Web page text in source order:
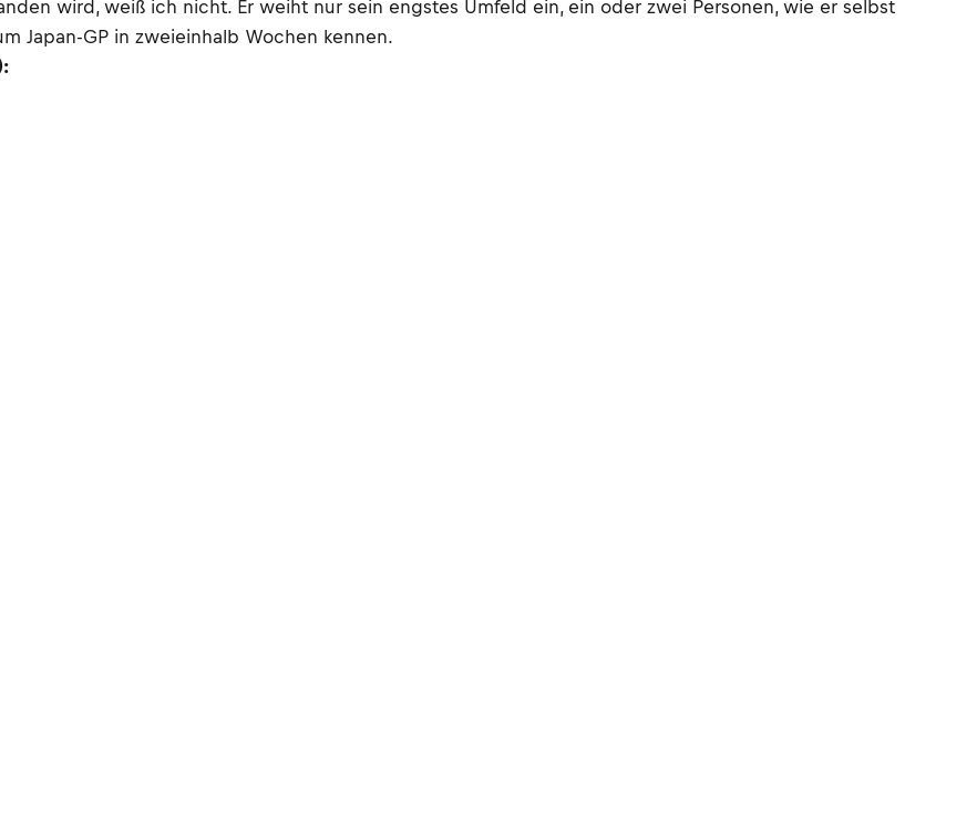
wird, weiß ich nicht. Er weiht nur sein engstes Umfeld ein, ein oder zwei Personen, wie er selbst
Japan-GP in zweieinhalb Wochen kennen.